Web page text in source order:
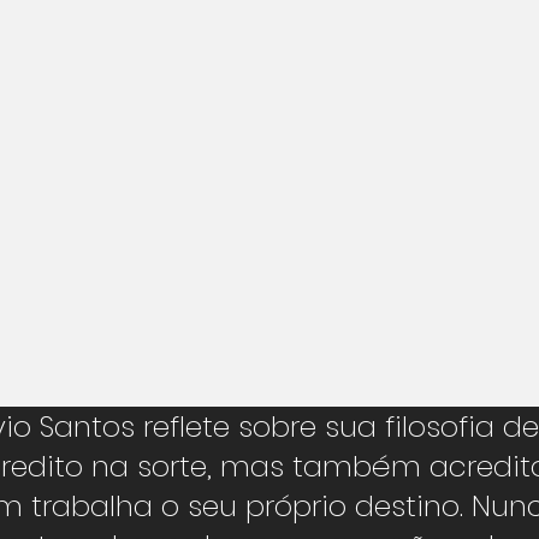
Santos reflete sobre sua filosofia
na sorte, mas também
trabalha o seu próprio destino.